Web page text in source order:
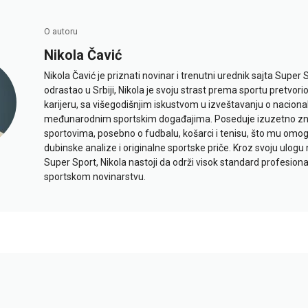
O autoru
Nikola Čavić
Nikola Čavić je priznati novinar i trenutni urednik sajta Super
odrastao u Srbiji, Nikola je svoju strast prema sportu
karijeru, sa višegodišnjim iskustvom u izveštavanju o
međunarodnim sportskim događajima. Poseduje izuzetno
sportovima, posebno o fudbalu, košarci i tenisu, što mu
dubinske analize i originalne sportske priče. Kroz svoju ulogu
Super Sport, Nikola nastoji da održi visok standard
sportskom novinarstvu.